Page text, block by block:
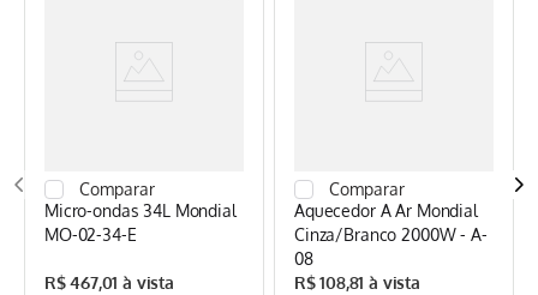
Micro-ondas 34L Mondial
MO-02-34-E
R$ 467,01
Aquecedor A Ar Mondial
Cinza/Branco 2000W - A-
08
R$ 108,81